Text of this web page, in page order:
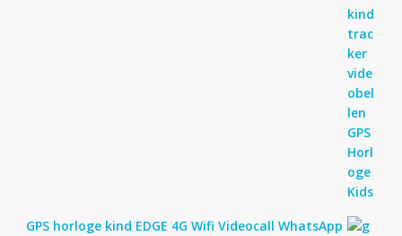
GPS horloge kind EDGE 4G Wifi Videocall WhatsApp